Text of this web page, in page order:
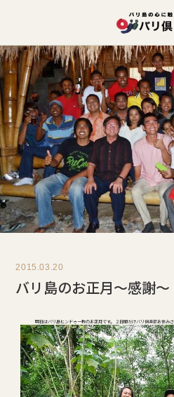
2015.03.20
バリ島のお正月～感謝～
明日はバリ島ヒンドゥー教のお正月です。 ２日間だけバリ倶楽部お休み